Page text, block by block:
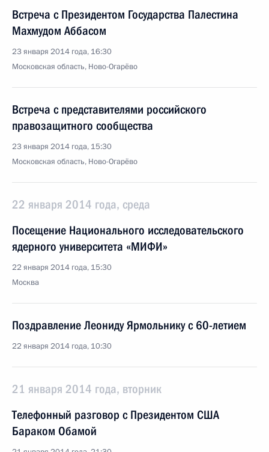
Встреча с Президентом Государства Палестина
Махмудом Аббасом
23 января 2014 года, 16:30
Московская область, Ново-Огарёво
Встреча с представителями российского
правозащитного сообщества
23 января 2014 года, 15:30
Московская область, Ново-Огарёво
22 января 2014 года, среда
Посещение Национального исследовательского
ядерного университета «МИФИ»
22 января 2014 года, 15:30
Москва
Поздравление Леониду Ярмольнику с 60-летием
22 января 2014 года, 10:30
21 января 2014 года, вторник
Телефонный разговор с Президентом США
Бараком Обамой